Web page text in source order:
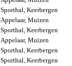
Sporthal, Keerbergen
Appelaar, Muizen
Sporthal, Keerbergen
Appelaar, Muizen
Sporthal, Keerbergen
Sporthal, Keerbergen